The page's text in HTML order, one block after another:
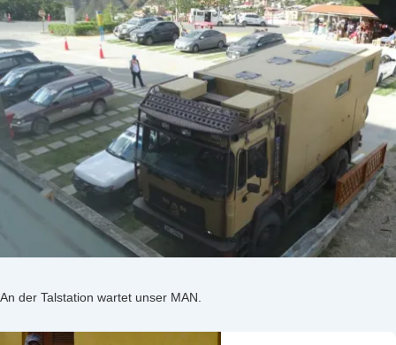
An der Talstation wartet unser MAN.